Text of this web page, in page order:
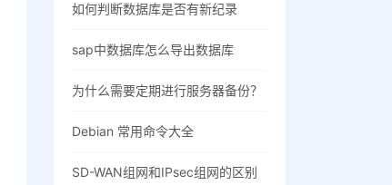
如何判断数据库是否有新纪录
sap中数据库怎么导出数据库
为什么需要定期进行服务器备份？
Debian 常用命令大全
SD-WAN组网和IPsec组网的区别